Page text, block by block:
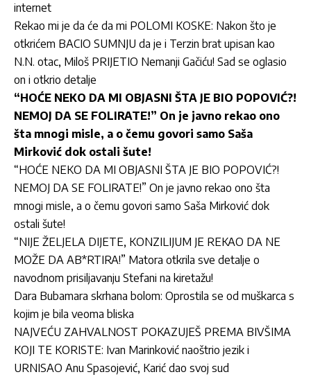
internet
Rekao mi je da će da mi POLOMI KOSKE: Nakon što je
otkrićem BACIO SUMNJU da je i Terzin brat upisan kao
N.N. otac, Miloš PRIJETIO Nemanji Gačiću! Sad se oglasio
on i otkrio detalje
“HOĆE NEKO DA MI OBJASNI ŠTA JE BIO POPOVIĆ?!
NEMOJ DA SE FOLIRATE!” On je javno rekao ono
šta mnogi misle, a o čemu govori samo Saša
Mirković dok ostali šute!
“HOĆE NEKO DA MI OBJASNI ŠTA JE BIO POPOVIĆ?!
NEMOJ DA SE FOLIRATE!” On je javno rekao ono šta
mnogi misle, a o čemu govori samo Saša Mirković dok
ostali šute!
“NIJE ŽELJELA DIJETE, KONZILIJUM JE REKAO DA NE
MOŽE DA AB*RTIRA!” Matora otkrila sve detalje o
navodnom prisiljavanju Stefani na kiretažu!
Dara Bubamara skrhana bolom: Oprostila se od muškarca s
kojim je bila veoma bliska
NAJVEĆU ZAHVALNOST POKAZUJEŠ PREMA BIVŠIMA
KOJI TE KORISTE: Ivan Marinković naoštrio jezik i
URNISAO Anu Spasojević, Karić dao svoj sud